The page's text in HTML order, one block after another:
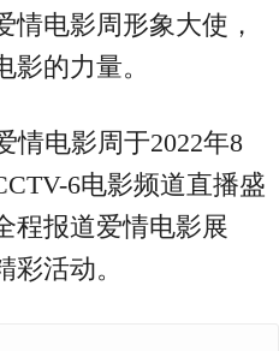
情电影周形象大使，
的力量。
情电影周于2022年8
6电影频道直播盛
程报道爱情电影展
活动。